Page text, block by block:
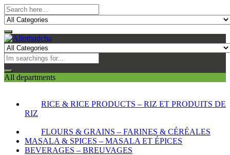
All departments
RICE & RICE PRODUCTS – RIZ ET PRODUITS DE
RIZ
FLOURS & GRAINS – FARINES & CÉRÉALES
MASALA & SPICES – MASALA ET ÉPICES
BEVERAGES – BREUVAGES